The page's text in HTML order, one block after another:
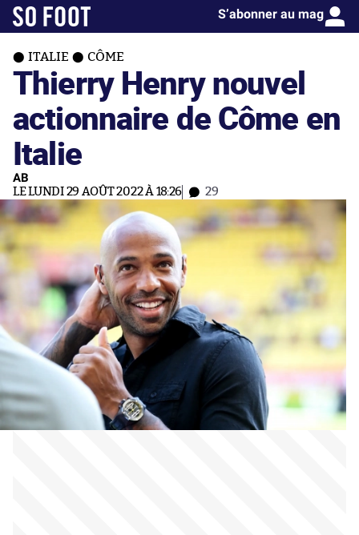
S’abonner au mag
ITALIE CÔME
Thierry Henry nouvel
actionnaire de Côme en
Italie
AB
LE LUNDI 29 AOÛT 2022 À 18:26 29